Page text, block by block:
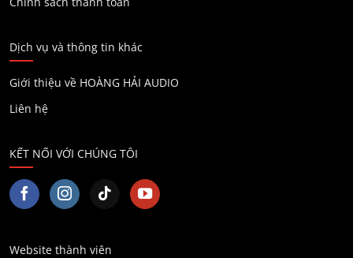
Dịch vụ và thông tin khác
Giới thiệu về HOÀNG HẢI AUDIO
Liên hệ
KẾT NỐI VỚI CHÚNG TÔI
Website thành viên